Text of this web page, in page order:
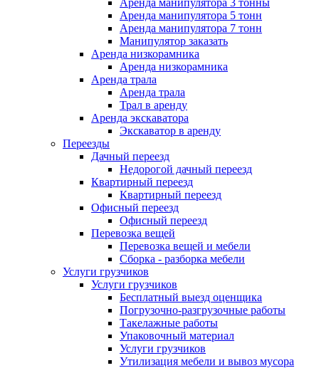
Аренда манипулятора 3 тонны
Аренда манипулятора 5 тонн
Аренда манипулятора 7 тонн
Манипулятор заказать
Аренда низкорамника
Аренда низкорамника
Аренда трала
Аренда трала
Трал в аренду
Аренда экскаватора
Экскаватор в аренду
Переезды
Дачный переезд
Недорогой дачный переезд
Квартирный переезд
Квартирный переезд
Офисный переезд
Офисный переезд
Перевозка вещей
Перевозка вещей и мебели
Сборка - разборка мебели
Услуги грузчиков
Услуги грузчиков
Бесплатный выезд оценщика
Погрузочно-разгрузочные работы
Такелажные работы
Упаковочный материал
Услуги грузчиков
Утилизация мебели и вывоз мусора